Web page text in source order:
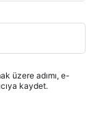
üzere adımı, e-
kaydet.